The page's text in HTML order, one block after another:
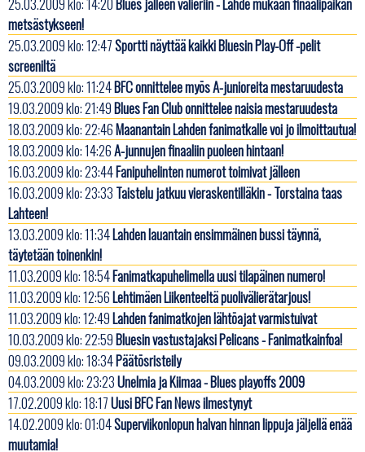
metsästykseen!
25.03.2009 klo: 12:47Sportti näyttää kaikki Bluesin Play-Off -pelit
screeniltä
25.03.2009 klo: 11:24BFC onnittelee myös A-junioreita mestaruudesta
19.03.2009 klo: 21:49Blues Fan Club onnittelee naisia mestaruudesta
18.03.2009 klo: 22:46Maanantain Lahden fanimatkalle voi jo ilmoittautua!
18.03.2009 klo: 14:26A-junnujen finaaliin puoleen hintaan!
16.03.2009 klo: 23:44Fanipuhelinten numerot toimivat jälleen
16.03.2009 klo: 23:33 Taistelu jatkuu vieraskentilläkin - Torstaina taas
Lahteen!
13.03.2009 klo: 11:34Lahden lauantain ensimmäinen bussi täynnä,
täytetään toinenkin!
11.03.2009 klo: 18:54Fanimatkapuhelimella uusi tilapäinen numero!
11.03.2009 klo: 12:56Lehtimäen Liikenteeltä puolivälierätarjous!
11.03.2009 klo: 12:49Lahden fanimatkojen lähtöajat varmistuivat
10.03.2009 klo: 22:59Bluesin vastustajaksi Pelicans - Fanimatkainfoa!
09.03.2009 klo: 18:34Päätösristeily
04.03.2009 klo: 23:23Unelmia ja Kiimaa - Blues playoffs 2009
17.02.2009 klo: 18:17Uusi BFC Fan News ilmestynyt
14.02.2009 klo: 01:04Superviikonlopun halvan hinnan lippuja jäljellä enää
muutamia!